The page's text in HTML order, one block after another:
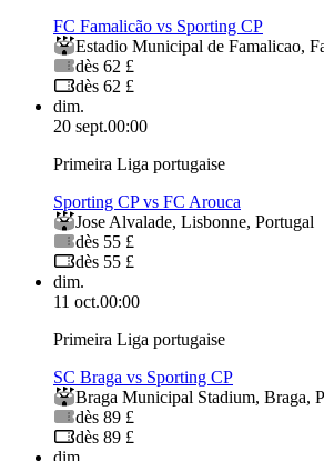
FC Famalicão vs Sporting CP
Estadio Municipal de Famalicao,
dès 62 £
dès 62 £
dim.
20 sept.00:00
Primeira Liga portugaise
Sporting CP vs FC Arouca
Jose Alvalade, Lisbonne, Portugal
dès 55 £
dès 55 £
dim.
11 oct.00:00
Primeira Liga portugaise
SC Braga vs Sporting CP
Braga Municipal Stadium, Braga,
dès 89 £
dès 89 £